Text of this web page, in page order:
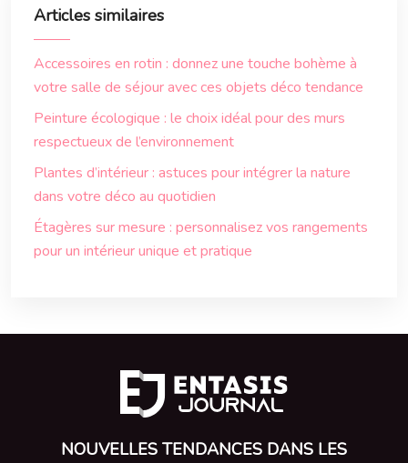
Articles similaires
Accessoires en rotin : donnez une touche bohème à
votre salle de séjour avec ces objets déco tendance
Peinture écologique : le choix idéal pour des murs
respectueux de l’environnement
Plantes d’intérieur : astuces pour intégrer la nature
dans votre déco au quotidien
Étagères sur mesure : personnalisez vos rangements
pour un intérieur unique et pratique
NOUVELLES TENDANCES DANS LES